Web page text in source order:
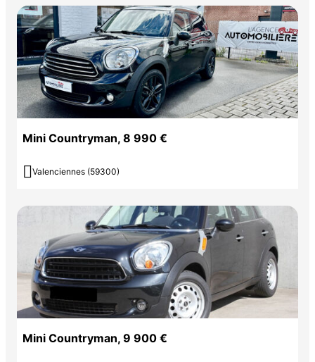
Mini Countryman, 8 990 €
 Valenciennes (59300)
Mini Countryman, 9 900 €